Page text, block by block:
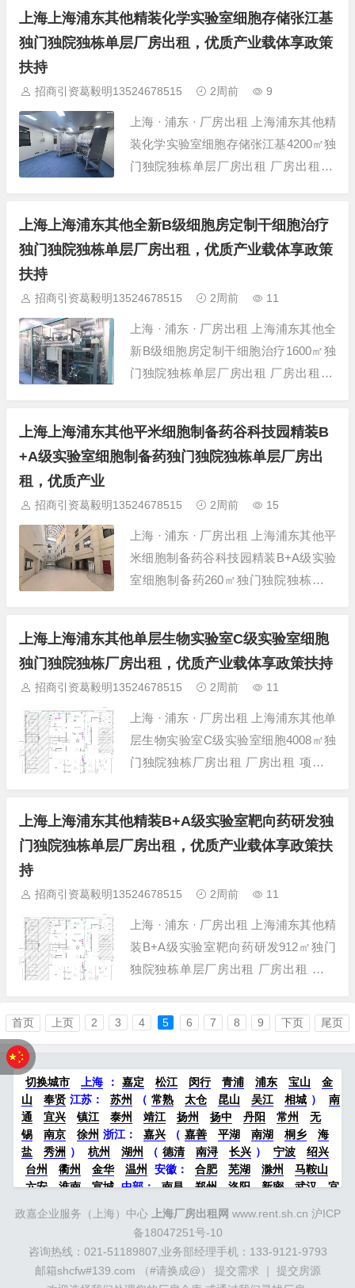
院独栋 所在位置 上海-浦东-其他-张江
科学城 建筑面积 110㎡ 层高 4.2米 层数
上海上海浦东其他精装化学实验室细胞存储张江基
独门独院独栋单层厂房出租，优质产业载体享政策
扶持
招商引资葛毅明13524678515 2周前 9
上海 · 浦东 · 厂房出租 上海浦东其他精
装化学实验室细胞存储张江基4200㎡独
门独院独栋单层厂房出租 厂房出租 项
院独 所在位置 上海-浦东-其他-张江高
科技园区 建筑面积 4200㎡ 层高 4.5米
上海上海浦东其他全新B级细胞房定制干细胞治疗
独门独院独栋单层厂房出租，优质产业载体享政策
扶持
招商引资葛毅明13524678515 2周前 11
上海 · 浦东 · 厂房出租 上海浦东其他全
新B级细胞房定制干细胞治疗1600㎡独
门独院独栋单层厂房出租 厂房出租 项
独 所在位置 上海-浦东-其他-张江药谷
孵化器 建筑面积 1600㎡ 层高 4.2米 层
上海上海浦东其他平米细胞制备药谷科技园精装B
+A级实验室细胞制备药独门独院独栋单层厂房出
租，优质产业
招商引资葛毅明13524678515 2周前 15
上海 · 浦东 · 厂房出租 上海浦东其他平
米细胞制备药谷科技园精装B+A级实验
室细胞制备药260㎡独门独院独栋单层
精装B+A级实验室细胞制备 所在位置
上海-浦东-其他-张江药谷孵化器 建筑面
积 260㎡ 层高 4.5米...
上海上海浦东其他单层生物实验室C级实验室细胞
独门独院独栋厂房出租，优质产业载体享政策扶持
招商引资葛毅明13524678515 2周前 11
上海 · 浦东 · 厂房出租 上海浦东其他单
层生物实验室C级实验室细胞4008㎡独
门独院独栋厂房出租 厂房出租 项目详
所在位置 上海-浦东-其他-张江爱迪生路
建筑面积 4008㎡ 层高 4.2米 层数 多层
上海上海浦东其他精装B+A级实验室靶向药研发独
门独院独栋单层厂房出租，优质产业载体享政策扶
持
招商引资葛毅明13524678515 2周前 11
上海 · 浦东 · 厂房出租 上海浦东其他精
装B+A级实验室靶向药研发912㎡独门
独院独栋单层厂房出租 厂房出租 项目
级实验室靶向药研发912㎡独门独院独
栋 所在位置 上海-浦东-其他-张江高科
多层厂房...
首页 上页 2 3 4 5 6 7 8 9 下页 尾页
切换城市 上海 ： 嘉定 松江 闵行 青浦 浦东 宝山
金
山
奉贤 江苏： 苏州 （ 常熟 太仓 昆山 吴江 相城 ）
南
通
宜兴 镇江 泰州 靖江 扬州 扬中 丹阳 常州
无
锡
南京 徐州 浙江： 嘉兴 （ 嘉善 平湖 南湖 桐乡
海
盐
秀洲 ） 杭州 湖州 （ 德清 南浔 长兴 ） 宁波
绍兴
台州
衢州 金华 温州 安徽： 合肥 芜湖 滁州
马鞍山
六安
淮南 宣城 中部： 南昌 郑州 洛阳 新密 武汉
宜
鲁： 北京 天津 廊坊 （ 固安 香河 大厂 永清 三河
霸
涞水 ） 太原 晋中
绵阳
石家庄 沧州 唐山 潍坊 德州 威海 烟台
青岛
珠三角： 广州 东莞 江门 惠州 肇庆 中山 佛山
清远
政嘉企业服务（上海）中心 上海厂房出租网 www.rent.sh.cn 沪ICP
备18047251号-10
咨询热线：021-51189807,业务部经理手机：133-9121-9793
邮箱shcfw#139.com （#请换成@） 提交需求
提交房源